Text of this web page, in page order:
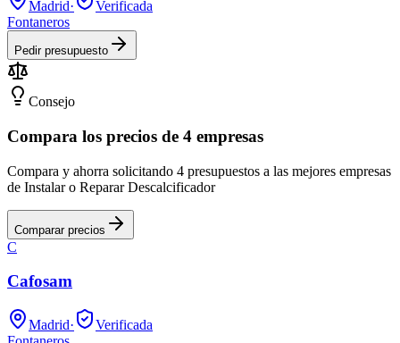
Madrid·
Verificada
Fontaneros
Pedir presupuesto
Consejo
Compara los precios de 4 empresas
Compara y ahorra solicitando 4 presupuestos a las mejores empresas
de Instalar o Reparar Descalcificador
Comparar precios
C
Cafosam
Madrid·
Verificada